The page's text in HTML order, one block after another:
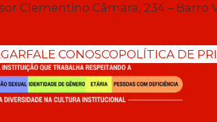
Clementino Câmara, 234 – Barro
FALE CONOSCOPOLÍTICA DE